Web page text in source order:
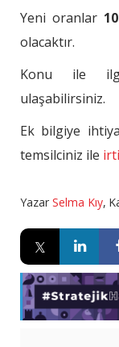
Yeni oranlar
olacaktır.
Konu ile
ulaşabilirsiniz.
Ek bilgiye
temsilciniz ile
Yazar Selma Kıy,